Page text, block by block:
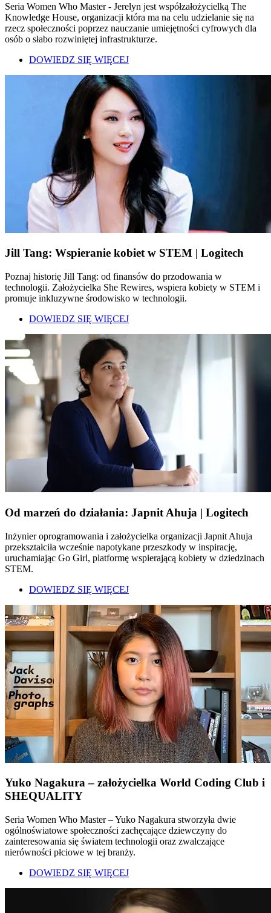
Seria Women Who Master - Jerelyn jest współzałożycielką The
Knowledge House, organizacji która ma na celu udzielanie się na
rzecz społeczności poprzez nauczanie umiejętności cyfrowych dla
osób o słabo rozwiniętej infrastrukturze.
DOWIEDZ SIĘ WIĘCEJ
Jill Tang: Wspieranie kobiet w STEM | Logitech
Poznaj historię Jill Tang: od finansów do przodowania w
technologii. Założycielka She Rewires, wspiera kobiety w STEM i
promuje inkluzywne środowisko w technologii.
DOWIEDZ SIĘ WIĘCEJ
Od marzeń do działania: Japnit Ahuja | Logitech
Inżynier oprogramowania i założycielka organizacji Japnit Ahuja
przekształciła wcześnie napotykane przeszkody w inspirację,
uruchamiając Go Girl, platformę wspierającą kobiety w dziedzinach
STEM.
DOWIEDZ SIĘ WIĘCEJ
Yuko Nagakura – założycielka World Coding Club i
SHEQUALITY
Seria Women Who Master – Yuko Nagakura stworzyła dwie
ogólnoświatowe społeczności zachęcające dziewczyny do
zainteresowania się światem technologii oraz zwalczające
nierówności płciowe w tej branży.
DOWIEDZ SIĘ WIĘCEJ